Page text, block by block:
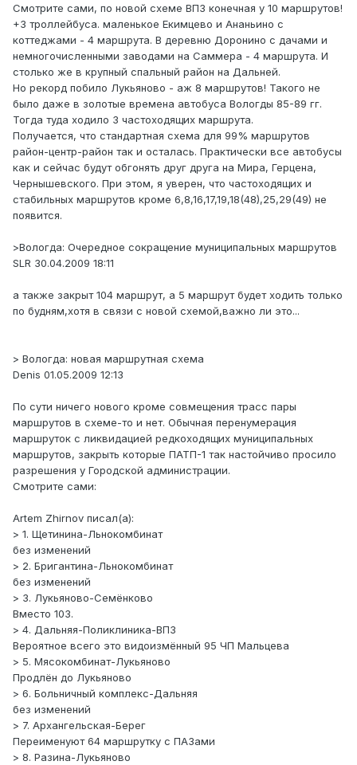
Смотрите сами, по новой схеме ВПЗ конечная у 10 маршрутов!
+3 троллейбуса. маленькое Екимцево и Ананьино с
коттеджами - 4 маршрута. В деревню Доронино с дачами и
немногочисленными заводами на Саммера - 4 маршрута. И
столько же в крупный спальный район на Дальней.
Но рекорд побило Лукьяново - аж 8 маршрутов! Такого не
было даже в золотые времена автобуса Вологды 85-89 гг.
Тогда туда ходило 3 частоходящих маршрута.
Получается, что стандартная схема для 99% маршрутов
район-центр-район так и осталась. Практически все автобусы
как и сейчас будут обгонять друг друга на Мира, Герцена,
Чернышевского. При этом, я уверен, что частоходящих и
стабильных маршрутов кроме 6,8,16,17,19,18(48),25,29(49) не
появится.
>Вологда: Очередное сокращение муниципальных маршрутов
SLR 30.04.2009 18:11
а также закрыт 104 маршрут, а 5 маршрут будет ходить только
по будням,хотя в связи с новой схемой,важно ли это...
> Вологда: новая маршрутная схема
Denis 01.05.2009 12:13
По сути ничего нового кроме совмещения трасс пары
маршрутов в схеме-то и нет. Обычная перенумерация
маршруток с ликвидацией редкоходящих муниципальных
маршрутов, закрыть которые ПАТП-1 так настойчиво просило
разрешения у Городской администрации.
Смотрите сами:
Artem Zhirnov писал(а):
> 1. Щетинина-Льнокомбинат
без изменений
> 2. Бригантина-Льнокомбинат
без изменений
> 3. Лукьяново-Семёнково
Вместо 103.
> 4. Дальняя-Поликлиника-ВПЗ
Вероятное всего это видоизмённый 95 ЧП Мальцева
> 5. Мясокомбинат-Лукьяново
Продлён до Лукьяново
> 6. Больничный комплекс-Дальняя
без изменений
> 7. Архангельская-Берег
Переименуют 64 маршрутку с ПАЗами
> 8. Разина-Лукьяново